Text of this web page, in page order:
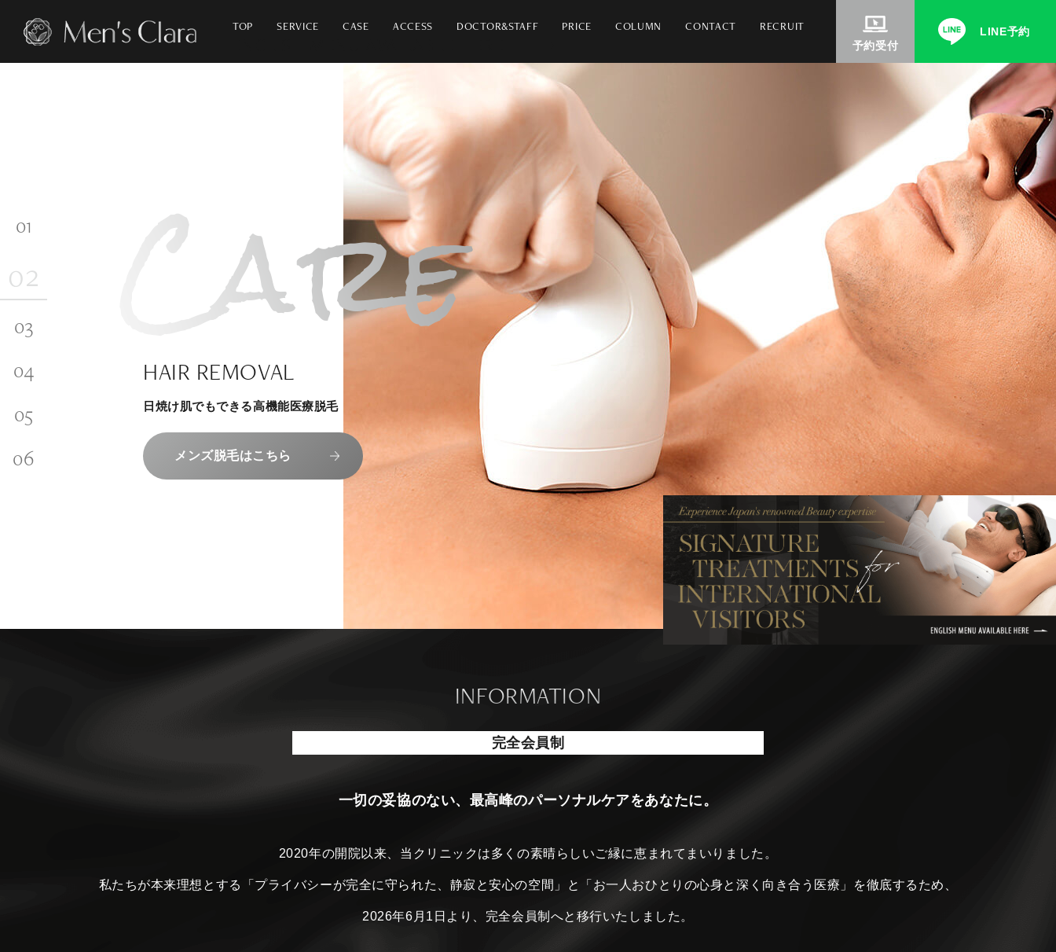
TOP SERVICE CASE ACCESS DOCTOR&STAFF PRICE COLUMN CONTACT RECRUIT
予約受付
LINE予約
SIGNATURE TREATMENTS
リラックスできる落ち着いた空間で
HAIR REMOVAL
日焼け肌でもできる高機能医療脱毛
メンズ脱毛はこちら
SKINCARE-TRIAL
その人に合わせてオーダーメイドで
PHILOSOPHY
“男性”特化の美容
コンセプトはこちら
ナチュラル
内側から若々しく健康な身体へ
NAD+点滴はこちら
INVITATION
メンバーシップを、最高のギフトに。
メンバーシップのご案内
INFORMATION
完全会員制
一切の妥協のない、最高峰のパーソナルケアをあなたに。
2020年の開院以来、当クリニックは多くの素晴らしいご縁に恵まれてまいりました。
私たちが本来理想とする 「プライバシーが完全に守られた、静寂と安心の空間」と 「お一人おひとりの心身と深く向き合う医療」を徹底するため、
2026年6月1日より、完全会員制へと移行いたしました。